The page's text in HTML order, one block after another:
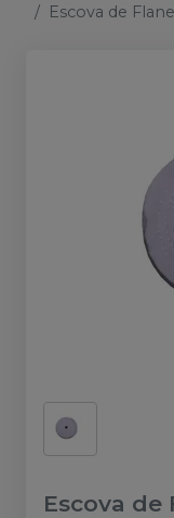
Escova de
Escova de